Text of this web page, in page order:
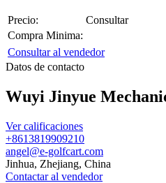
Precio:
Consultar
Compra Minima:
Consultar al vendedor
Datos de contacto
Wuyi Jinyue
Ver calificaciones
+8613819909210
angel@e-golfcart.com
Jinhua, Zhejiang, China
Contactar al vendedor